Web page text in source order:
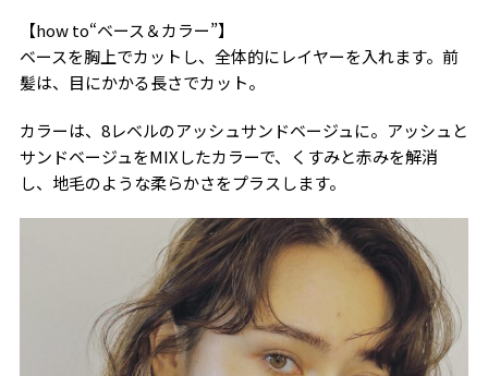
【how to“ベース＆カラー”】
ベースを胸上でカットし、全体的にレイヤーを入れます。前
髪は、目にかかる長さでカット。
カラーは、8レベルのアッシュサンドベージュに。アッシュと
サンドベージュをMIXしたカラーで、くすみと赤みを解消
し、地毛のような柔らかさをプラスします。